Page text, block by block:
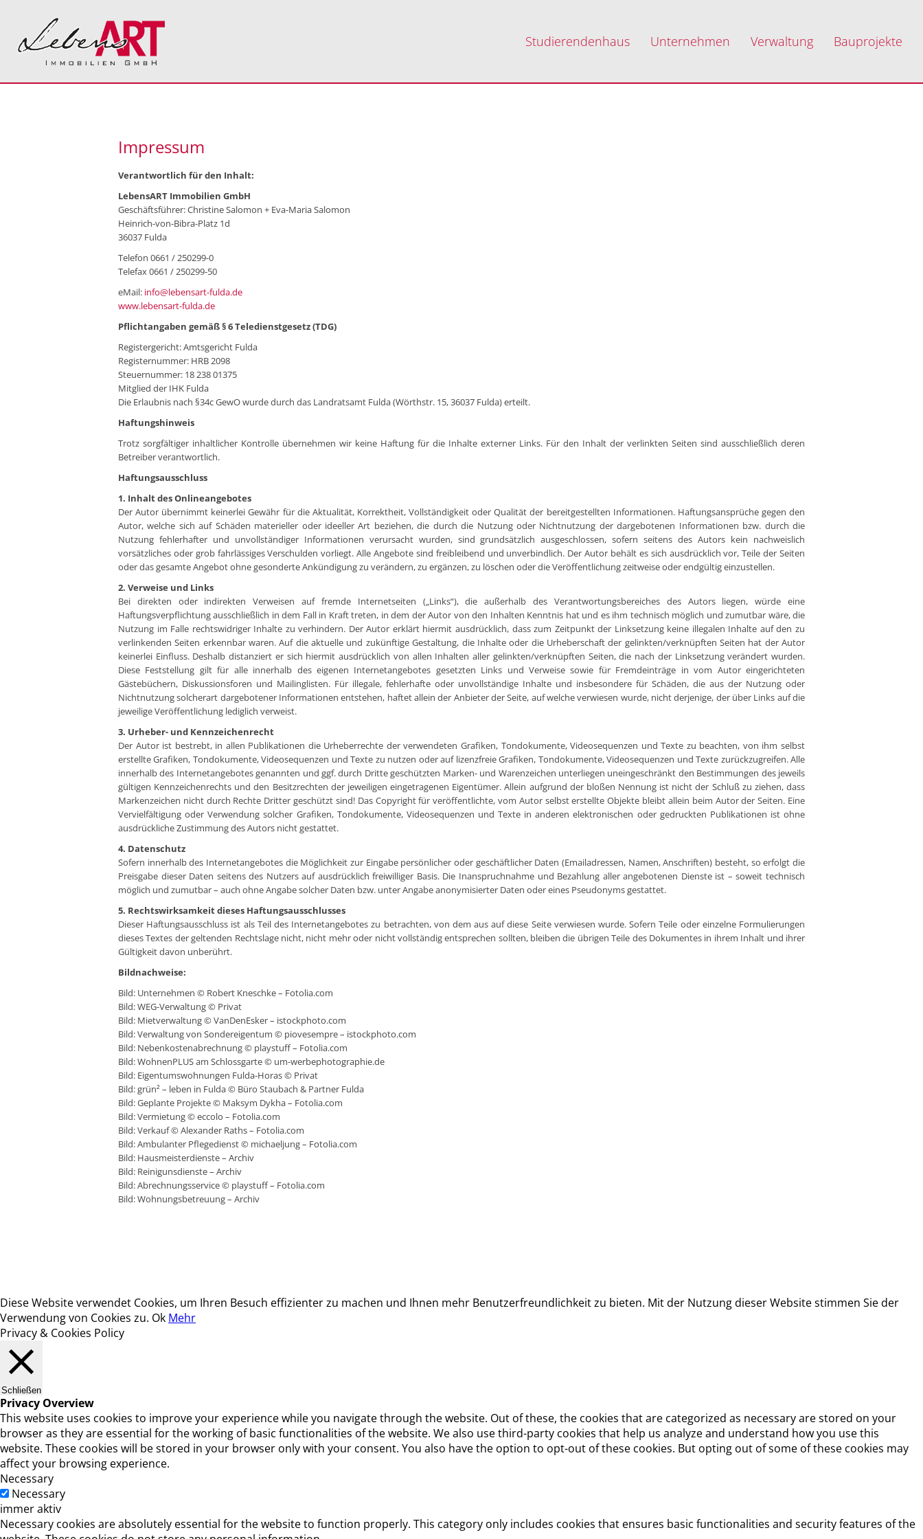
Studierendenhaus Unternehmen Verwaltung Bauprojekte
Impressum
Verantwortlich für den Inhalt:
LebensART Immobilien GmbH
Geschäftsführer: Christine Salomon + Eva-Maria Salomon
Heinrich-von-Bibra-Platz 1d
36037 Fulda
Telefon 0661 / 250299-0
Telefax 0661 / 250299-50
eMail: info@lebensart-fulda.de
www.lebensart-fulda.de
Pflichtangaben gemäß § 6 Teledienstgesetz (TDG)
Registergericht: Amtsgericht Fulda
Registernummer: HRB 2098
Steuernummer: 18 238 01375
Mitglied der IHK Fulda
Die Erlaubnis nach §34c GewO wurde durch das Landratsamt Fulda (Wörthstr. 15, 36037 Fulda) erteilt.
Haftungshinweis
Trotz sorgfältiger inhaltlicher Kontrolle übernehmen wir keine Haftung für die Inhalte externer Links. Für den Inhalt der verlinkten Seiten sind ausschließlich deren
Betreiber verantwortlich.
Haftungsausschluss
1. Inhalt des Onlineangebotes
Der Autor übernimmt keinerlei Gewähr für die Aktualität, Korrektheit, Vollständigkeit oder Qualität der bereitgestellten Informationen. Haftungsansprüche gegen den
Autor, welche sich auf Schäden materieller oder ideeller Art beziehen, die durch die Nutzung oder Nichtnutzung der dargebotenen Informationen bzw. durch die
Nutzung fehlerhafter und unvollständiger Informationen verursacht wurden, sind grundsätzlich ausgeschlossen, sofern seitens des Autors kein nachweislich
vorsätzliches oder grob fahrlässiges Verschulden vorliegt. Alle Angebote sind freibleibend und unverbindlich. Der Autor behält es sich ausdrücklich vor, Teile der Seiten
oder das gesamte Angebot ohne gesonderte Ankündigung zu verändern, zu ergänzen, zu löschen oder die Veröffentlichung zeitweise oder endgültig einzustellen.
2. Verweise und Links
Bei direkten oder indirekten Verweisen auf fremde Internetseiten („Links“), die außerhalb des Verantwortungsbereiches des Autors liegen, würde eine
Haftungsverpflichtung ausschließlich in dem Fall in Kraft treten, in dem der Autor von den Inhalten Kenntnis hat und es ihm technisch möglich und zumutbar wäre, die
Nutzung im Falle rechtswidriger Inhalte zu verhindern. Der Autor erklärt hiermit ausdrücklich, dass zum Zeitpunkt der Linksetzung keine illegalen Inhalte auf den zu
verlinkenden Seiten erkennbar waren. Auf die aktuelle und zukünftige Gestaltung, die Inhalte oder die Urheberschaft der gelinkten/verknüpften Seiten hat der Autor
keinerlei Einfluss. Deshalb distanziert er sich hiermit ausdrücklich von allen Inhalten aller gelinkten/verknüpften Seiten, die nach der Linksetzung verändert wurden.
Diese Feststellung gilt für alle innerhalb des eigenen Internetangebotes gesetzten Links und Verweise sowie für Fremdeinträge in vom Autor eingerichteten
Gästebüchern, Diskussionsforen und Mailinglisten. Für illegale, fehlerhafte oder unvollständige Inhalte und insbesondere für Schäden, die aus der Nutzung oder
Nichtnutzung solcherart dargebotener Informationen entstehen, haftet allein der Anbieter der Seite, auf welche verwiesen wurde, nicht derjenige, der über Links auf die
jeweilige Veröffentlichung lediglich verweist.
3. Urheber- und Kennzeichenrecht
Der Autor ist bestrebt, in allen Publikationen die Urheberrechte der verwendeten Grafiken, Tondokumente, Videosequenzen und Texte zu beachten, von ihm selbst
erstellte Grafiken, Tondokumente, Videosequenzen und Texte zu nutzen oder auf lizenzfreie Grafiken, Tondokumente, Videosequenzen und Texte zurückzugreifen. Alle
innerhalb des Internetangebotes genannten und ggf. durch Dritte geschützten Marken- und Warenzeichen unterliegen uneingeschränkt den Bestimmungen des jeweils
gültigen Kennzeichenrechts und den Besitzrechten der jeweiligen eingetragenen Eigentümer. Allein aufgrund der bloßen Nennung ist nicht der Schluß zu ziehen, dass
Markenzeichen nicht durch Rechte Dritter geschützt sind! Das Copyright für veröffentlichte, vom Autor selbst erstellte Objekte bleibt allein beim Autor der Seiten. Eine
Vervielfältigung oder Verwendung solcher Grafiken, Tondokumente, Videosequenzen und Texte in anderen elektronischen oder gedruckten Publikationen ist ohne
ausdrückliche Zustimmung des Autors nicht gestattet.
4. Datenschutz
Sofern innerhalb des Internetangebotes die Möglichkeit zur Eingabe persönlicher oder geschäftlicher Daten (Emailadressen, Namen, Anschriften) besteht, so erfolgt die
Preisgabe dieser Daten seitens des Nutzers auf ausdrücklich freiwilliger Basis. Die Inanspruchnahme und Bezahlung aller angebotenen Dienste ist – soweit technisch
möglich und zumutbar – auch ohne Angabe solcher Daten bzw. unter Angabe anonymisierter Daten oder eines Pseudonyms gestattet.
5. Rechtswirksamkeit dieses Haftungsausschlusses
Dieser Haftungsausschluss ist als Teil des Internetangebotes zu betrachten, von dem aus auf diese Seite verwiesen wurde. Sofern Teile oder einzelne Formulierungen
dieses Textes der geltenden Rechtslage nicht, nicht mehr oder nicht vollständig entsprechen sollten, bleiben die übrigen Teile des Dokumentes in ihrem Inhalt und ihrer
Gültigkeit davon unberührt.
Bildnachweise:
Bild: Unternehmen © Robert Kneschke – Fotolia.com
Bild: WEG-Verwaltung © Privat
Bild: Mietverwaltung © VanDenEsker – istockphoto.com
Bild: Verwaltung von Sondereigentum © piovesempre – istockphoto.com
Bild: Nebenkostenabrechnung © playstuff – Fotolia.com
Bild: WohnenPLUS am Schlossgarte © um-werbephotographie.de
Bild: Eigentumswohnungen Fulda-Horas © Privat
Bild: grün² – leben in Fulda © Büro Staubach & Partner Fulda
Bild: Geplante Projekte © Maksym Dykha – Fotolia.com
Bild: Vermietung © eccolo – Fotolia.com
Bild: Verkauf © Alexander Raths – Fotolia.com
Bild: Ambulanter Pflegedienst © michaeljung – Fotolia.com
Bild: Hausmeisterdienste – Archiv
Bild: Reinigunsdienste – Archiv
Bild: Abrechnungsservice © playstuff – Fotolia.com
Bild: Wohnungsbetreuung – Archiv
Diese Website verwendet Cookies, um Ihren Besuch effizienter zu machen und Ihnen mehr Benutzerfreundlichkeit zu bieten. Mit der Nutzung dieser Website stimmen Sie der
Verwendung von Cookies zu. Ok Mehr
Privacy & Cookies Policy
Schließen
Privacy Overview
This website uses cookies to improve your experience while you navigate through the website. Out of these, the cookies that are categorized as necessary are stored on your
browser as they are essential for the working of basic functionalities of the website. We also use third-party cookies that help us analyze and understand how you use this
website. These cookies will be stored in your browser only with your consent. You also have the option to opt-out of these cookies. But opting out of some of these cookies may
affect your browsing experience.
Necessary
Necessary
immer aktiv
Necessary cookies are absolutely essential for the website to function properly. This category only includes cookies that ensures basic functionalities and security features of the